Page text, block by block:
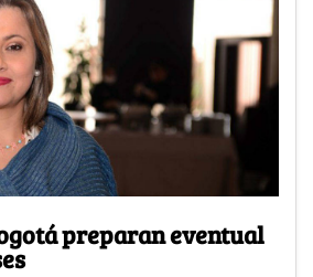
preparan eventual